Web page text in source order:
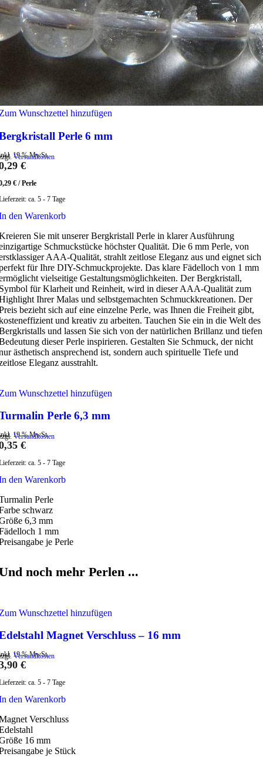
Wunschzettel hinzufügen
Perle 6 mm
19 % MwSt.
Versandkosten
€
€ /Perle
ca. 5 - 7 Tage
den Warenkorb
Sie mit unserer Bergkristall Perle in klarer Ausführung
Schmuckstücke höchster Qualität. Die 6 mm Perle, von
AAA-Qualität, strahlt zeitlose Eleganz aus und eignet sich
für Ihre DIY-Schmuckprojekte. Das klare Fädelloch von 1 mm
vielseitige Gestaltungsmöglichkeiten. Der Bergkristall,
für Klarheit und Reinheit, wird in dieser AAA-Qualität zum
Ihrer Malas und selbstgemachten Schmuckkreationen. Der
bezieht sich auf eine einzelne Perle, was Ihnen die Freiheit gibt,
und kreativ zu arbeiten. Tauchen Sie ein in die Welt des
und lassen Sie sich von der natürlichen Brillanz und tiefen
dieser Perle inspirieren. Gestalten Sie Schmuck, der nicht
ästhetisch ansprechend ist, sondern auch spirituelle Tiefe und
Eleganz ausstrahlt.
Wunschzettel hinzufügen
Perle 6,3 mm
19 % MwSt.
Versandkosten
€
ca. 5 - 7 Tage
den Warenkorb
Perle
schwarz
6,3 mm
1 mm
je Perle
noch mehr Perlen ...
Wunschzettel hinzufügen
Magnet Verschluss – 16 mm
19 % MwSt.
Versandkosten
€
ca. 5 - 7 Tage
den Warenkorb
Verschluss
16 mm
je Stück